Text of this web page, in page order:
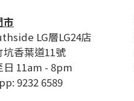
市
LG層LG24店
坑香葉道11號
日 11am - 8pm
9232 6589